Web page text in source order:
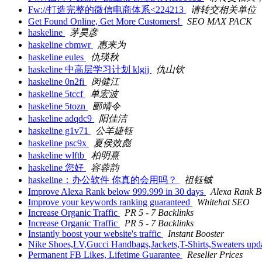
Fw://打造完整的微信电商体系<224213
请转交相关单位
Get Found Online, Get More Customers!
SEO MAX PACK
haskeline
茅昊彦
haskeline cbmwr
惠来为
haskeline eules
仇瑛秋
haskeline 中高层学习计划 klgjj
仇山钦
haskeline 0n2fi
闵健江
haskeline 5tccf
单宏波
haskeline 5tozn
郦靖令
haskeline adqdc9
阳佳洁
haskeline g1v71
公羊婕钰
haskeline psc9x
夏侯效彪
haskeline wlftb
柏明熹
haskeline 您好
容蓉韵
haskeline：办公软件 你真的会用吗？
祖钰铖
Improve Alexa Rank below 999.999 in 30 days
Alexa Rank
Improve your keywords ranking guaranteed
Whitehat SEO
Increase Organic Traffic
PR 5 - 7 Backlinks
Increase Organic Traffic
PR 5 - 7 Backlinks
Instantly boost your website's traffic
Instant Booster
Nike Shoes,LV,Gucci Handbags,Jackets,T-Shirts,Sweaters
Permanent FB Likes, Lifetime Guarantee
Reseller Prices